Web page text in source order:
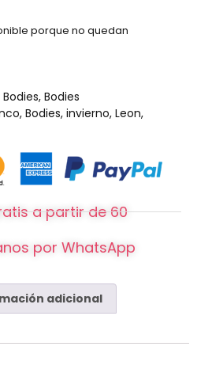
porque no quedan
Bodies, Bodies
, Bodies, invierno, Leon,
a partir de 60
por WhatsApp
adicional